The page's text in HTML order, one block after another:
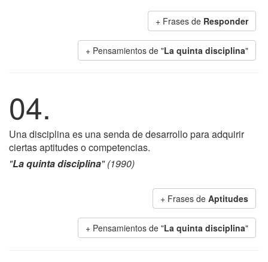
+ Frases de Responder
+ Pensamientos de "La quinta disciplina"
04.
Una disciplina es una senda de desarrollo para adquirir
ciertas aptitudes o competencias.
"La quinta disciplina" (1990)
+ Frases de Aptitudes
+ Pensamientos de "La quinta disciplina"